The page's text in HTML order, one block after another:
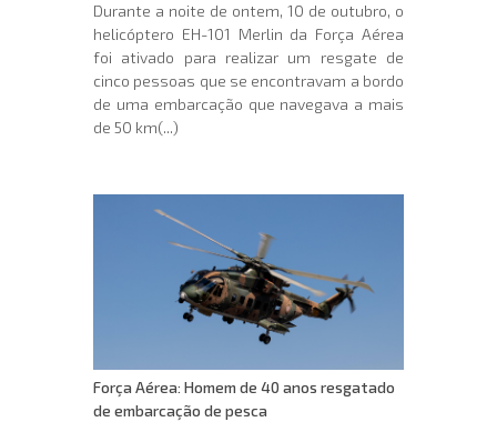
Durante a noite de ontem, 10 de outubro, o
helicóptero EH-101 Merlin da Força Aérea
foi ativado para realizar um resgate de
cinco pessoas que se encontravam a bordo
de uma embarcação que navegava a mais
de 50 km(...)
Força Aérea: Homem de 40 anos resgatado
de embarcação de pesca